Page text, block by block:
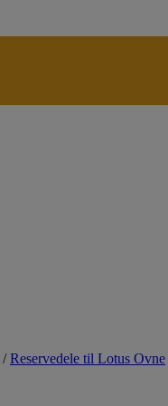
/Reservedele til Lotus Ovne